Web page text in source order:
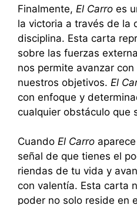
Finalmente, El Carro es
la victoria a través de la
disciplina. Esta carta
sobre las fuerzas
nos permite avanzar
nuestros objetivos. El
con enfoque y
cualquier obstáculo que
Cuando El Carro
señal de que tienes el
riendas de tu vida y
con valentía. Esta carta
poder no solo reside en